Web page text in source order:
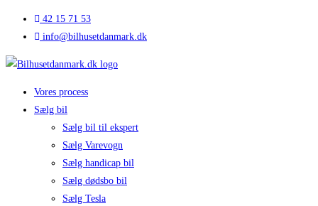
content
42 15 71 53
info@bilhusetdanmark.dk
Vores process
Sælg bil
Sælg bil til ekspert
Sælg Varevogn
Sælg handicap bil
Sælg dødsbo bil
Sælg Tesla